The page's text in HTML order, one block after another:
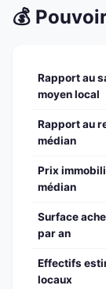
💰
Rapport au
moyen local
Rapport au
médian
Prix
médian
Surface
par an
Effectifs
locaux